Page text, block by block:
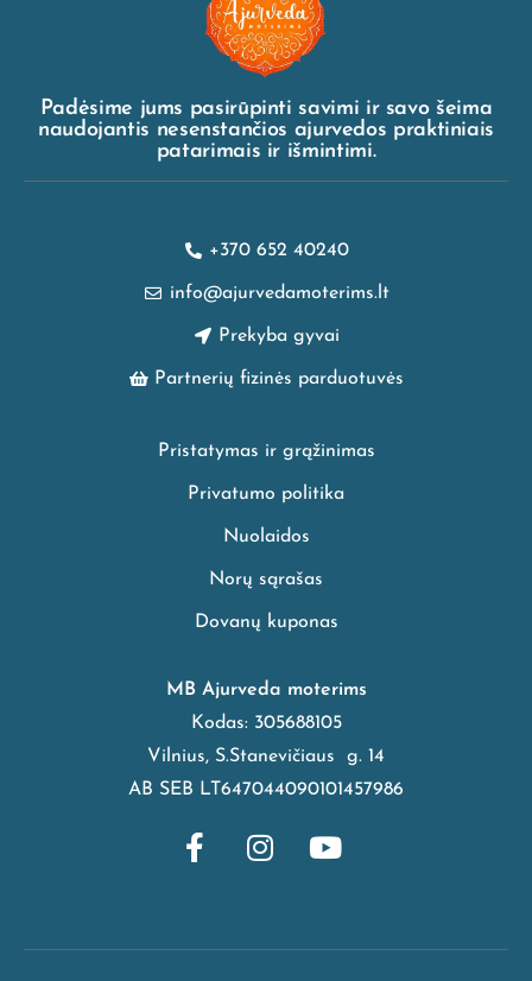
Padėsime jums pasirūpinti savimi ir savo šeima
naudojantis nesenstančios ajurvedos praktiniais
patarimais ir išmintimi.
+370 652 40240
info@ajurvedamoterims.lt
Prekyba gyvai
Partnerių fizinės parduotuvės
Pristatymas ir grąžinimas
Privatumo politika
Nuolaidos
Norų sąrašas
Dovanų kuponas
MB Ajurveda moterims
Kodas: 305688105
Vilnius, S.Stanevičiaus g. 14
AB SEB LT647044090101457986